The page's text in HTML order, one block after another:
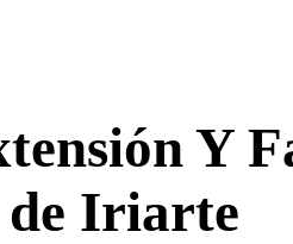
Y
de Iriarte